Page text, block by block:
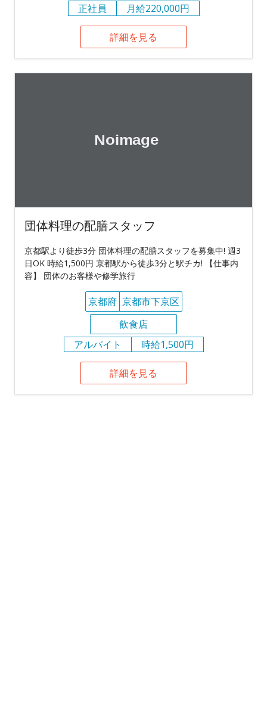
正社員
月給220,000円
詳細を見る
団体料理の配膳スタッフ
京都駅より徒歩3分 団体料理の配膳スタッフを募集中! 週3
日OK 時給1,500円 京都駅から徒歩3分と駅チカ! 【仕事内
容】 団体のお客様や修学旅行
京都府 京都市下京区
飲食店
アルバイト
時給1,500円
詳細を見る